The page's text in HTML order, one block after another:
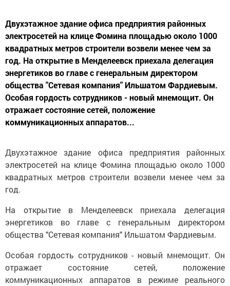
Двухэтажное здание офиса предприятия районных
электросетей на клице Фомина площадью около 1000
квадратных метров строители возвели менее чем за
год. На открытие в Менделеевск приехала делегация
энергетиков во главе с генеральным директором
общества "Сетевая компания" Ильшатом Фардиевым.
Особая гордость сотрудников - новый мнемощит. Он
отражает состояние сетей, положение
коммуникационных аппаратов...
Двухэтажное здание офиса предприятия районных
электросетей на клице Фомина площадью около 1000
квадратных метров строители возвели менее чем за
год.
На открытие в Менделеевск приехала делегация
энергетиков во главе с генеральным директором
общества "Сетевая компания" Ильшатом Фардиевым.
Особая гордость сотрудников - новый мнемощит. Он
отражает состояние сетей, положение
коммуникационных аппаратов в режиме реального